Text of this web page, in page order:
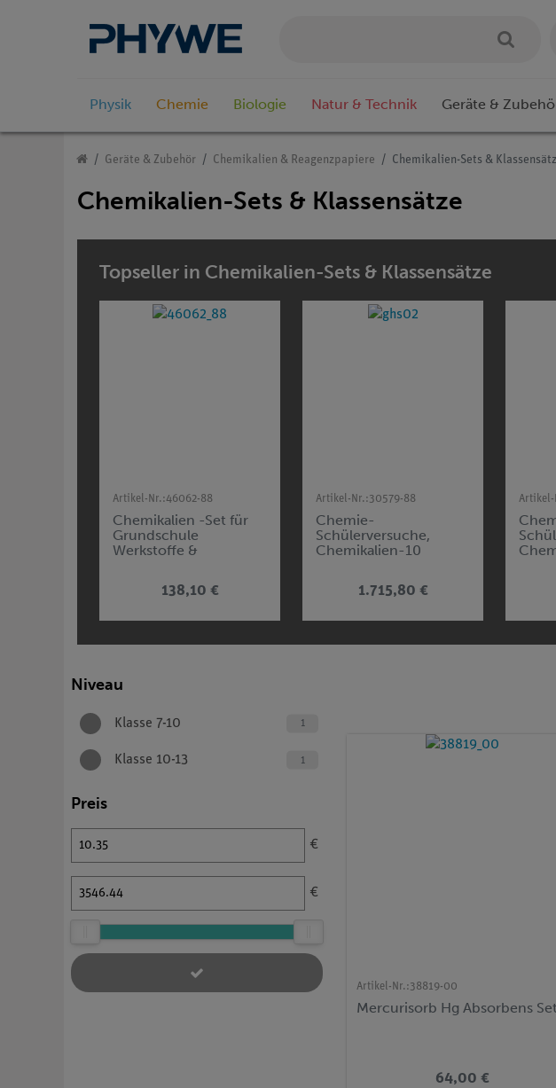
Physik Chemie Biologie Natur & Technik Geräte &
Geräte & Zubehör Chemikalien & Reagenzpapiere Chemikalien-Sets &
Chemikalien-Sets & Klassensätze
Topseller in Chemikalien-Sets & Klassensätze
Artikel-Nr.:46062-88
Chemikalien -Set für
Grundschule
Werkstoffe &
138,10 €
Artikel-Nr.:30579-88
Chemie-
Schülerversuche,
Chemikalien-10
1.715,80 €
Artikel-
Niveau
Klasse 7-10 1
Klasse 10-13 1
Preis
€
€
Artikel-Nr.:38819-00
Mercurisorb Hg Absorbens Set
64,00 €